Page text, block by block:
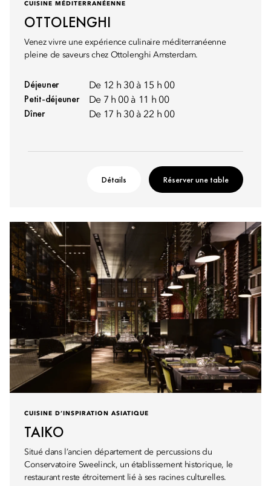
CUISINE MÉDITERRANÉENNE
OTTOLENGHI
Venez vivre une expérience culinaire méditerranéenne
pleine de saveurs chez Ottolenghi Amsterdam.
Déjeuner De 12 h 30 à 15 h 00
Petit-déjeuner De 7 h 00 à 11 h 00
Dîner De 17 h 30 à 22 h 00
Détails Réserver une table
CUISINE D’INSPIRATION ASIATIQUE
TAIKO
Situé dans l’ancien département de percussions du
Conservatoire Sweelinck, un établissement historique, le
restaurant reste étroitement lié à ses racines culturelles.